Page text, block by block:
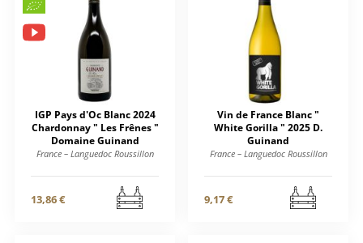
IGP Pays d'Oc Blanc 2024
Chardonnay " Les Frênes "
Domaine Guinand
France – Languedoc Roussillon
13,86 €
Vin de France Blanc "
White Gorilla " 2025 D.
Guinand
France – Languedoc Roussillon
9,17 €